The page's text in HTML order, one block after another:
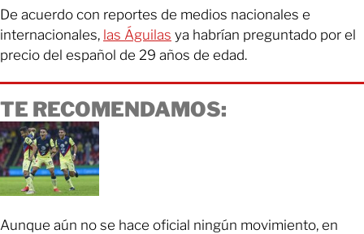
De acuerdo con reportes de medios nacionales e
internacionales, las Águilas ya habrían preguntado por el
precio del español de 29 años de edad.
TE RECOMENDAMOS:
Aunque aún no se hace oficial ningún movimiento, en